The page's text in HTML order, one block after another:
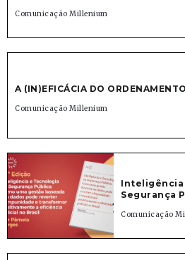
Comunicação Millenium
A (IN)EFICÁCIA DO
Comunicação Millenium
Inteligência
Segurança
Comunicação